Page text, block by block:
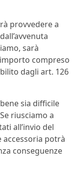
provvedere a
sarà
compreso
dagli art. 126
sia difficile
riusciamo a
all’invio del
accessoria potrà
conseguenze